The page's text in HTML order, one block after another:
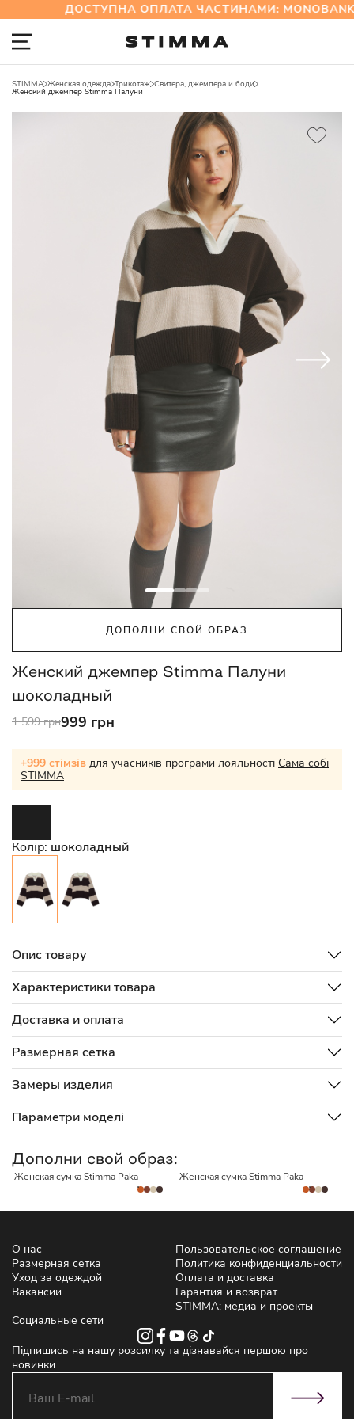
ДОСТУПНА ОПЛАТА ЧАСТИНАМИ:
STIMMA Женская одежда Трикотаж Свитера, джемпера и боди
Женский джемпер Stimma Палуни
ДОПОЛНИ СВОЙ ОБРАЗ
Женский джемпер Stimma Палуни
шоколадный
1 599 грн999 грн
+999 стімзів для учасників програми лояльності Сама собі
STIMMA
Колір: шоколадный
Опис товару
Характеристики товара
Доставка и оплата
Размерная сетка
Замеры изделия
Параметри моделі
Дополни свой образ:
НЕТ В НАЛИЧИИ
Женская сумка Stimma Paka Женская сумка Stimma Paka
О нас
Размерная сетка
Уход за одеждой
Вакансии
Пользовательское соглашение
Политика конфиденциальности
Оплата и доставка
Гарантия и возврат
STIMMA: медиа и проекты
Социальные сети
Підпишись на нашу розсилку та дізнавайся першою про
новинки